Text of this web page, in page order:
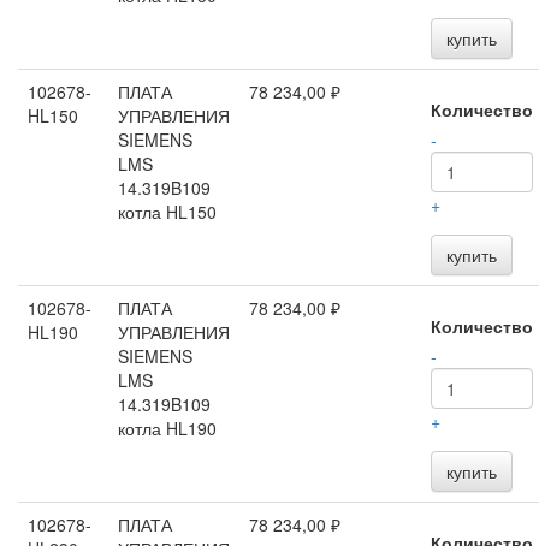
купить
102678-
HL150
ПЛАТА
УПРАВЛЕНИЯ
SIEMENS
LMS
14.319B109
котла HL150
78 234,00 ₽
Количество
-
+
купить
102678-
HL190
ПЛАТА
УПРАВЛЕНИЯ
SIEMENS
LMS
14.319B109
котла HL190
78 234,00 ₽
Количество
-
+
купить
102678-
ПЛАТА
78 234,00 ₽